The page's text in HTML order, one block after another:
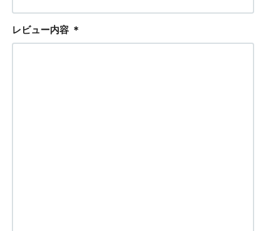
レビュー内容 ＊